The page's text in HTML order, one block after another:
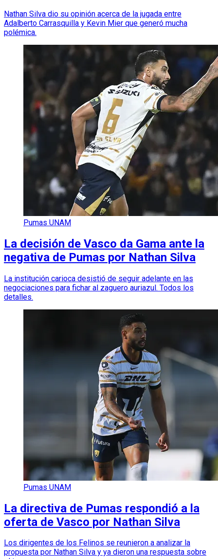
Nathan Silva dio su opinión acerca de la jugada entre
Adalberto Carrasquilla y Kevin Mier que generó mucha
polémica.
Pumas UNAM
La decisión de Vasco da Gama ante la
negativa de Pumas por Nathan Silva
La institución carioca desistió de seguir adelante en las
negociaciones para fichar al zaguero auriazul. Todos los
detalles.
Pumas UNAM
La directiva de Pumas respondió a la
oferta de Vasco por Nathan Silva
Los dirigentes de los Felinos se reunieron a analizar la
propuesta por Nathan Silva y ya dieron una respuesta sobre